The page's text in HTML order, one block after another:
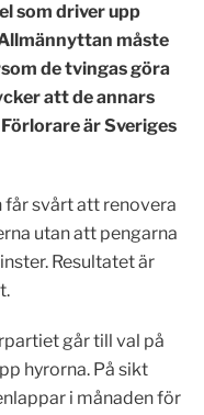
som driver upp
måste
de tvingas göra
att de annars
är Sveriges
får svårt att renovera
utan att pengarna
Resultatet är
går till val på
hyrorna. På sikt
i månaden för